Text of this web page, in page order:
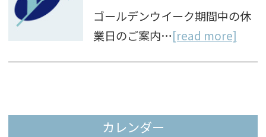
ゴールデンウイーク期間中の休
業日のご案内…[read more]
カレンダー